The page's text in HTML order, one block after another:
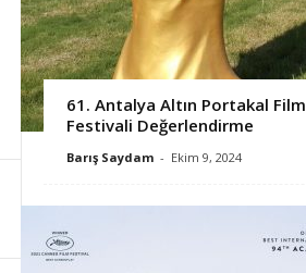
61. Antalya Altın Portakal Film
Festivali Değerlendirme
Barış Saydam - Ekim 9, 2024